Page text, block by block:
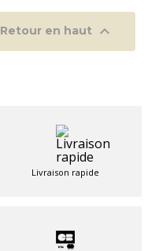
Retour en haut 
Livraison rapide